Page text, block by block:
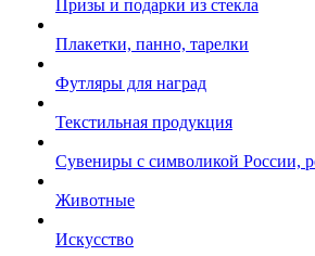
Призы и подарки из стекла
Плакетки, панно, тарелки
Футляры для наград
Текстильная продукция
Сувениры с символикой России,
Животные
Искусство